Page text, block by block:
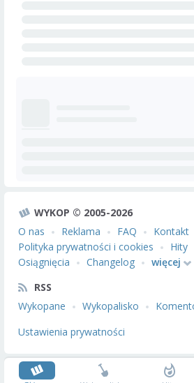
WYKOP © 2005-2026
O nas
Reklama FAQ Kontakt
Polityka prywatności i cookies
Hity
Osiągnięcia
Changelog
więcej
RSS
Wykopane
Wykopalisko
Ustawienia prywatności